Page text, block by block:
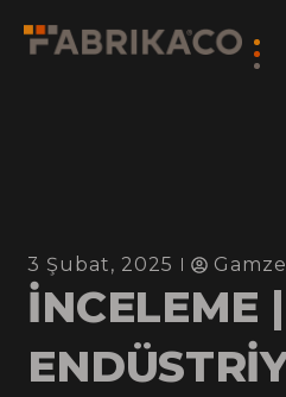
3 Şubat, 2025
İNCELEME |